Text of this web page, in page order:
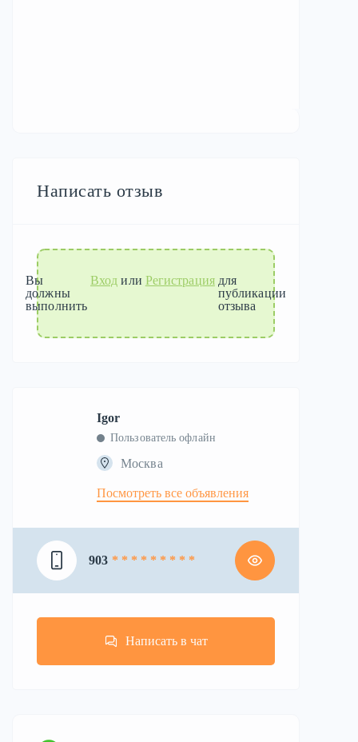
Написать отзыв
Вы
должны
выполнить
Вход или Регистрация для
публикации
отзыва
Igor
Пользователь офлайн
Москва
Посмотреть все объявления
903 * * * * * * * * *
Написать в чат